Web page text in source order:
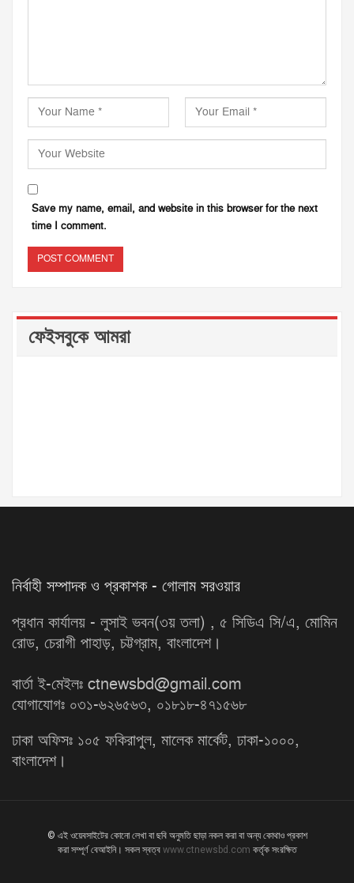
Save my name, email, and website in this browser for the next
time I comment.
ফেইসবুকে আমরা
নির্বাহী সম্পাদক ও প্রকাশক - গোলাম সরওয়ার
প্রধান কার্যালয় - লুসাই ভবন(৩য় তলা) , ৫ সিডিএ সি/এ, মোমিন
রোড, চেরাগী পাহাড়, চট্টগ্রাম, বাংলাদেশ।
বার্তা ই-মেইলঃ ctnewsbd@gmail.com
যোগাযোগঃ ০৩১-৬২৬৫৬৩, ০১৮১৮-৪৭১৫৬৮
ঢাকা অফিসঃ ১০৫ ফকিরাপুল, মালেক মার্কেট, ঢাকা-১০০০,
বাংলাদেশ।
© এই ওয়েবসাইটের কোনো লেখা বা ছবি অনুমতি ছাড়া নকল করা বা অন্য কোথাও প্রকাশ
করা সম্পূর্ণ বেআইনি। সকল স্বত্ব www.ctnewsbd.com কর্তৃক সংরক্ষিত